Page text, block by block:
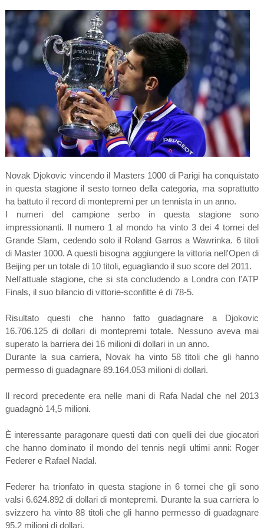
Novak Djokovic vincendo il Masters 1000 di Parigi ha conquistato
in questa stagione il sesto torneo della categoria, ma soprattutto
ha battuto il record di montepremi per un tennista in un anno.
I numeri del campione serbo in questa stagione sono
impressionanti. Il numero 1 al mondo ha vinto 3 dei 4 tornei del
Grande Slam, cedendo solo il Roland Garros a Wawrinka. 6 titoli
di Master 1000. A questi bisogna aggiungere la vittoria nell'Open di
Beijing per un totale di 10 titoli, eguagliando il suo score del 2011.
Nell'attuale stagione, che si sta concludendo a Londra con l'ATP
Finals, il suo bilancio di vittorie-sconfitte è di 78-5.
Risultato questi che hanno fatto guadagnare a Djokovic
16.706.125 di dollari di montepremi totale. Nessuno aveva mai
superato la barriera dei 16 milioni di dollari in un anno.
Durante la sua carriera, Novak ha vinto 58 titoli che gli hanno
permesso di guadagnare 89.164.053 milioni di dollari.
Il record precedente era nelle mani di Rafa Nadal che nel 2013
guadagnò 14,5 milioni.
È interessante paragonare questi dati con quelli dei due giocatori
che hanno dominato il mondo del tennis negli ultimi anni: Roger
Federer e Rafael Nadal.
Federer ha trionfatoin questa stagione in 6 tornei che gli sono
valsi 6.624.892 di dollari di montepremi. Durante la sua carriera lo
svizzero ha vinto 88 titoli che gli hanno permesso di guadagnare
95,2 milioni di dollari.